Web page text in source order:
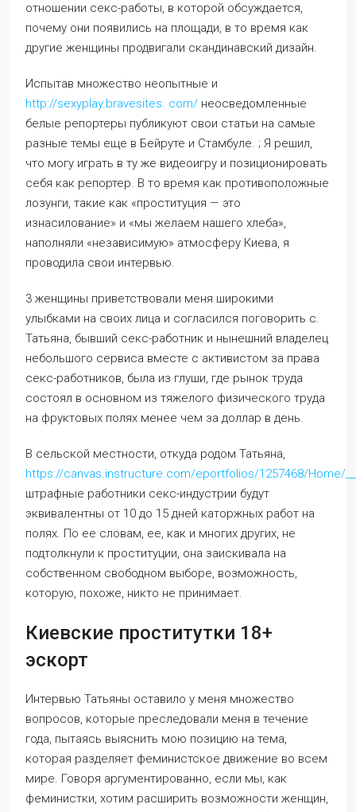
отношении секс-работы, в которой обсуждается,
почему они появились на площади, в то время как
другие женщины продвигали скандинавский дизайн.
Испытав множество неопытные и
http://sexyplay.bravesites. com/ неосведомленные
белые репортеры публикуют свои статьи на самые
разные темы еще в Бейруте и Стамбуле. ; Я решил,
что могу играть в ту же видеоигру и позиционировать
себя как репортер. В то время как противоположные
лозунги, такие как «проституция — это
изнасилование» и «мы желаем нашего хлеба»,
наполняли «независимую» атмосферу Киева, я
проводила свои интервью.
3 женщины приветствовали меня широкими
улыбками на своих лица и согласился поговорить с.
Татьяна, бывший секс-работник и нынешний владелец
небольшого сервиса вместе с активистом за права
секс-работников, была из глуши, где рынок труда
состоял в основном из тяжелого физического труда
на фруктовых полях менее чем за доллар в день.
В сельской местности, откуда родом Татьяна,
https://canvas.instructure.com/eportfolios/1257468/Home/
штрафные работники секс-индустрии будут
эквивалентны от 10 до 15 дней каторжных работ на
полях. По ее словам, ее, как и многих других, не
подтолкнули к проституции, она заискивала на
собственном свободном выборе, возможность,
которую, похоже, никто не принимает.
Киевские проститутки 18+
эскорт
Интервью Татьяны оставило у меня множество
вопросов, которые преследовали меня в течение
года, пытаясь выяснить мою позицию на тема,
которая разделяет феминистское движение во всем
мире. Говоря аргументированно, если мы, как
феминистки, хотим расширить возможности женщин,